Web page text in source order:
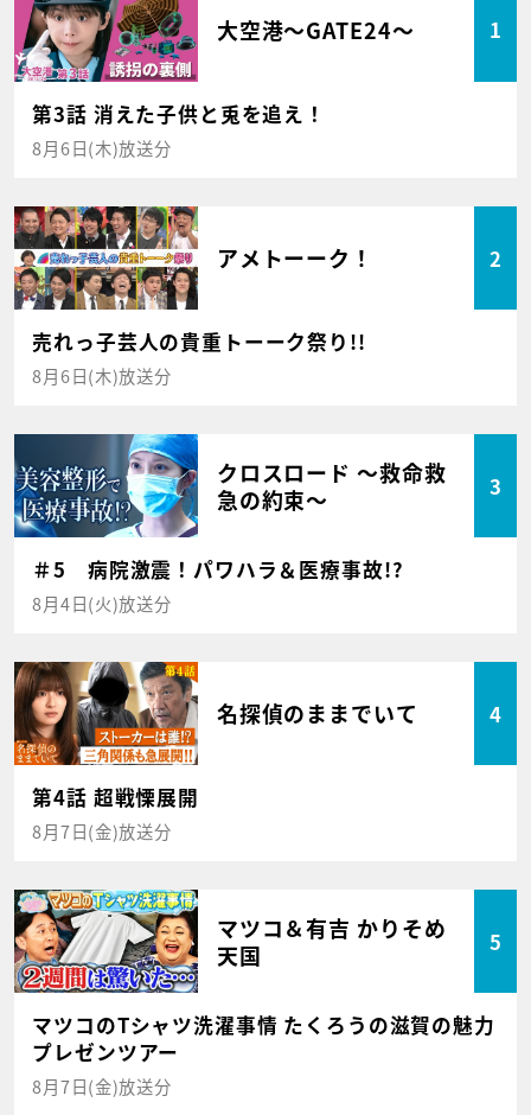
大空港～GATE24～ 1
第3話 消えた子供と兎を追え！
8月6日(木)放送分
アメトーーク！ 2
売れっ子芸人の貴重トーーク祭り!!
8月6日(木)放送分
クロスロード ～救命救
急の約束～
3
＃5 病院激震！パワハラ＆医療事故!?
8月4日(火)放送分
名探偵のままでいて 4
第4話 超戦慄展開
8月7日(金)放送分
マツコ＆有吉 かりそめ
天国
5
マツコのTシャツ洗濯事情 たくろうの滋賀の魅力
プレゼンツアー
8月7日(金)放送分